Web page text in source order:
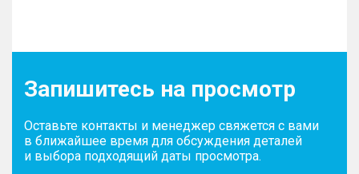
Запишитесь на просмотр
Оставьте контакты и менеджер свяжется с вами
в ближайшее время для обсуждения деталей
и выбора подходящий даты просмотра.